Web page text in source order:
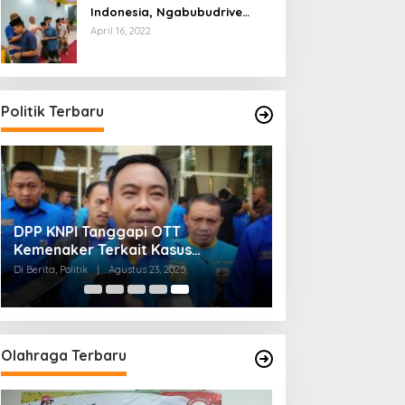
Indonesia, Ngabubudrive
Ramadhan 2022
April 16, 2022
Politik Terbaru
DPP KNPI Tanggapi OTT
Kemenaker Terkait Kasus
Pemerasan dan Korupsi
Di Berita, Politik | Agustus 23, 2025
Olahraga Terbaru